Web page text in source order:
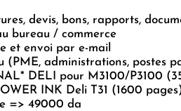
devis, bons, rapports,
bureau / commerce
et envoi par e-mail
(PME, administrations, postes
DELI pour M3100/P3100
INK Deli T31 (1600
=> 49000 da